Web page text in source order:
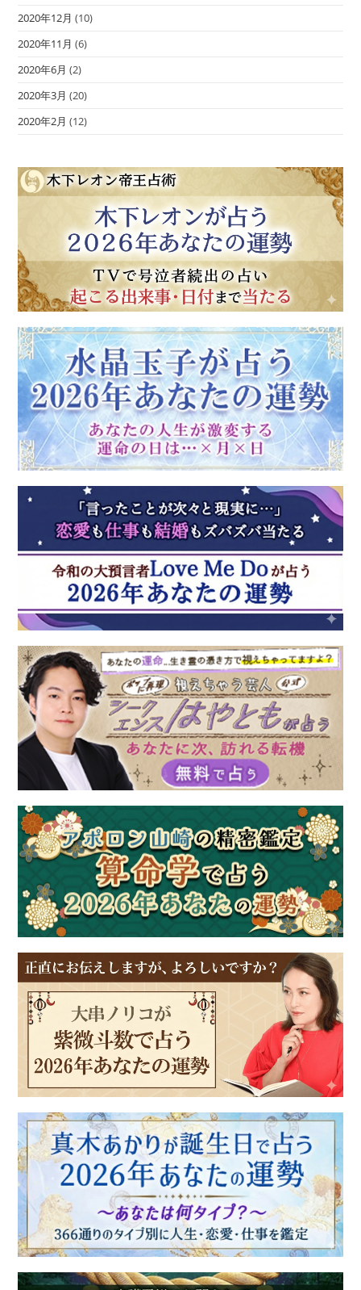
2020年12月 (10)
2020年11月 (6)
2020年6月 (2)
2020年3月 (20)
2020年2月 (12)